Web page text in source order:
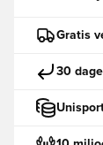
Gratis
30